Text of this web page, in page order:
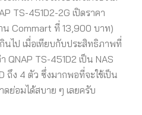
TS-451D2-2G เปิดราคา
น Commart ที่ 13,900 บาท)
นไป เมื่อเทียบกับประสิทธิภาพที่
QNAP TS-451D2 เป็น NAS
ถึง 4 ตัว ซึ่งมากพอที่จะใช้เป็น
ย่อมได้สบาย ๆ เลยครับ